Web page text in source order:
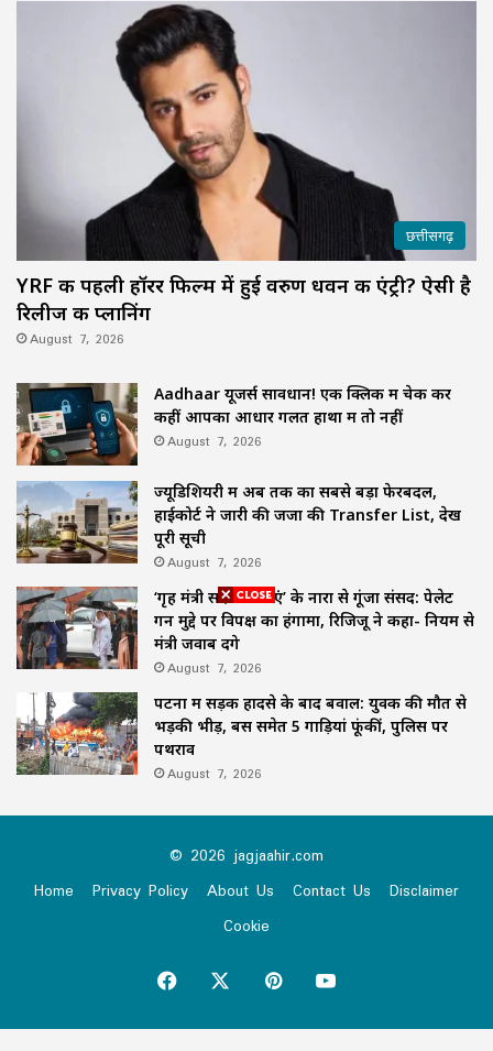
छत्तीसगढ़
YRF की पहली हॉरर फिल्म में हुई वरुण धवन की एंट्री? ऐसी है
रिलीज की प्लानिंग
August 7, 2026
Aadhaar यूजर्स सावधान! एक क्लिक में चेक करें
कहीं आपका आधार गलत हाथों में तो नहीं
August 7, 2026
ज्यूडिशियरी में अब तक का सबसे बड़ा फेरबदल,
हाईकोर्ट ने जारी की जजों की Transfer List, देखें
पूरी सूची
August 7, 2026
‘गृह मंत्री सदन में आएं’ के नारों से गूंजा संसद: पेलेट
गन मुद्दे पर विपक्ष का हंगामा, रिजिजू ने कहा- नियम से
मंत्री जवाब देंगे
August 7, 2026
पटना में सड़क हादसे के बाद बवाल: युवक की मौत से
भड़की भीड़, बस समेत 5 गाड़ियां फूंकीं, पुलिस पर
पथराव
August 7, 2026
© 2026 jagjaahir.com
Home
Privacy Policy About Us Contact Us
Disclaimer
Cookie
Facebook PinterestYouTube